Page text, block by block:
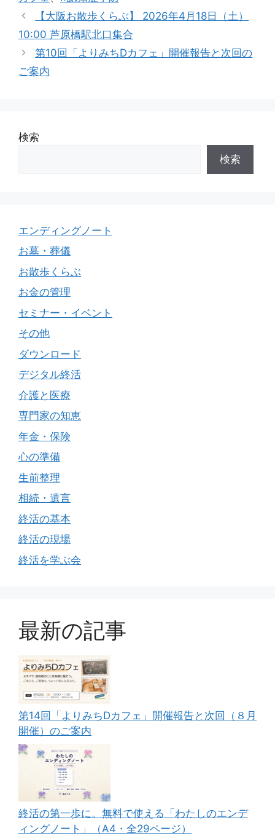
【大阪お散歩くらぶ】 2026年4月18日（土）
10:00 芦原橋駅北口集合
第10回「よりみちDカフェ」開催報告と次回の
ご案内
検索
検索
エンディングノート
お墓・葬儀
お散歩くらぶ
お金の管理
セミナー・イベント
その他
ダウンロード
デジタル終活
介護と医療
専門家の知恵
年金・保険
心の準備
生前整理
相続・遺言
終活の基本
終活の現場
終活を学ぶ会
最新の記事
第14回「よりみちDカフェ」開催報告と次回（８月
開催）のご案内
終活の第一歩に。無料で使える「わたしのエンデ
ィングノート」（A4・全29ページ）